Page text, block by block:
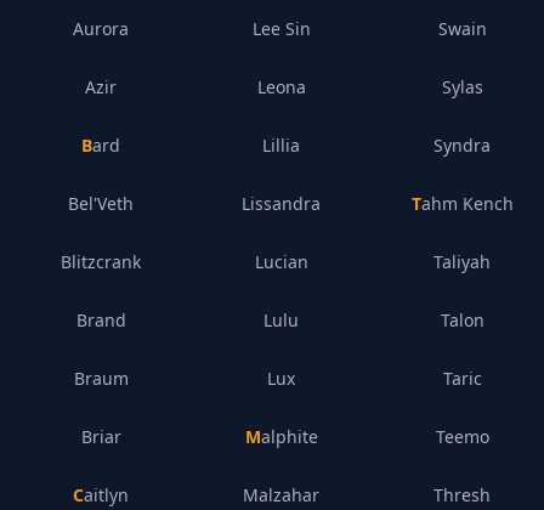
Aurora
Azir
Bard
Bel'Veth
Blitzcrank
Brand
Braum
Briar
Caitlyn
Lee Sin
Leona
Lillia
Lissandra
Lucian
Lulu
Lux
Malphite
Malzahar
Swain
Sylas
Syndra
Tahm Kench
Taliyah
Talon
Taric
Teemo
Thresh